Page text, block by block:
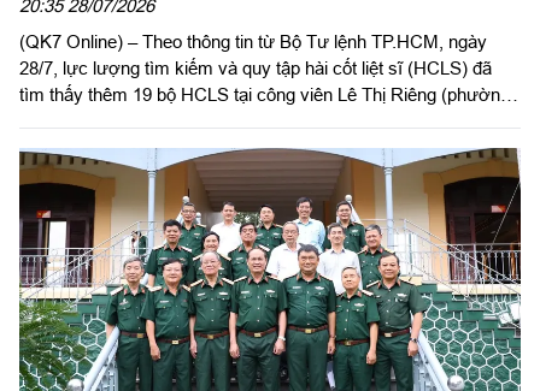
20:35 28/07/2026
(QK7 Online) – Theo thông tin từ Bộ Tư lệnh TP.HCM, ngày
28/7, lực lượng tìm kiếm và quy tập hài cốt liệt sĩ (HCLS) đã
tìm thấy thêm 19 bộ HCLS tại công viên Lê Thị Riêng (phường